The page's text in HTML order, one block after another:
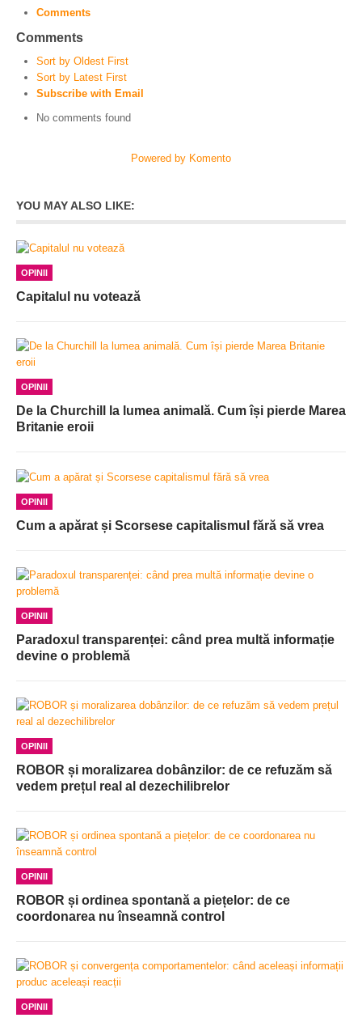
Comments
Comments
Sort by Oldest First
Sort by Latest First
Subscribe with Email
No comments found
Powered by Komento
YOU MAY ALSO LIKE:
OPINII
Capitalul nu votează
OPINII
De la Churchill la lumea animală. Cum își pierde Marea
Britanie eroii
OPINII
Cum a apărat și Scorsese capitalismul fără să vrea
OPINII
Paradoxul transparenței: când prea multă informație
devine o problemă
OPINII
ROBOR și moralizarea dobânzilor: de ce refuzăm să
vedem prețul real al dezechilibrelor
OPINII
ROBOR și ordinea spontană a piețelor: de ce
coordonarea nu înseamnă control
OPINII